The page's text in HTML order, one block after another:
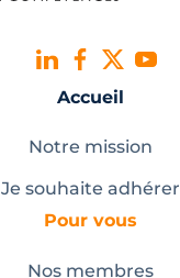
Accueil
Notre mission
Je souhaite adhérer
Pour vous
Nos membres